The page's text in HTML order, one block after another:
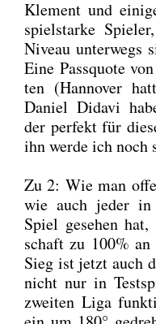
Kle­ment und
spiel­star­ke
Niveau unter­wegs
Eine Pass­quo­te
ten (Han­no­ver
Dani­el Dida­vi
der per­fekt für
ihn wer­de ich noch
Zu 2: Wie man
wie auch jeder in
Spiel gese­hen
schaft zu 100%
Sieg ist jetzt auch
nicht nur in
zwei­ten Liga